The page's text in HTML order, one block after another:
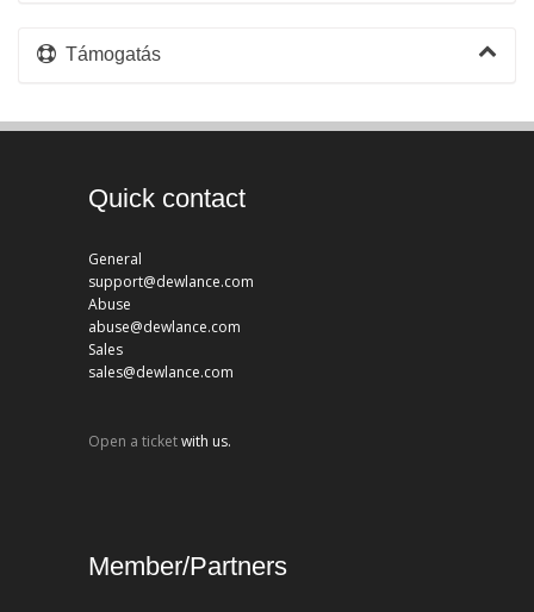
Támogatás
Quick contact
General
support@dewlance.com
Abuse
abuse@dewlance.com
Sales
sales@dewlance.com
Open a ticketwith us.
Member/Partners